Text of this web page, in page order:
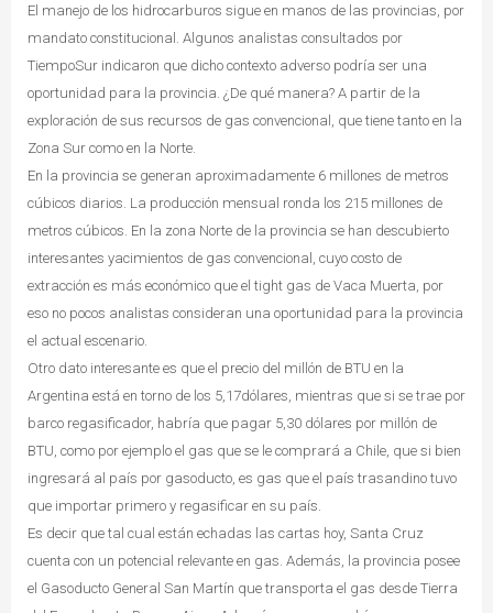
El manejo de los hidrocarburos sigue en manos de las provincias, por
mandato constitucional. Algunos analistas consultados por
TiempoSur indicaron que dicho contexto adverso podría ser una
oportunidad para la provincia. ¿De qué manera? A partir de la
exploración de sus recursos de gas convencional, que tiene tanto en la
Zona Sur como en la Norte.
En la provincia se generan aproximadamente 6 millones de metros
cúbicos diarios. La producción mensual ronda los 215 millones de
metros cúbicos. En la zona Norte de la provincia se han descubierto
interesantes yacimientos de gas convencional, cuyo costo de
extracción es más económico que el tight gas de Vaca Muerta, por
eso no pocos analistas consideran una oportunidad para la provincia
el actual escenario.
Otro dato interesante es que el precio del millón de BTU en la
Argentina está en torno de los 5,17dólares, mientras que si se trae por
barco regasificador, habría que pagar 5,30 dólares por millón de
BTU, como por ejemplo el gas que se le comprará a Chile, que si bien
ingresará al país por gasoducto, es gas que el país trasandino tuvo
que importar primero y regasificar en su país.
Es decir que tal cual están echadas las cartas hoy, Santa Cruz
cuenta con un potencial relevante en gas. Además, la provincia posee
el Gasoducto General San Martín que transporta el gas desde Tierra